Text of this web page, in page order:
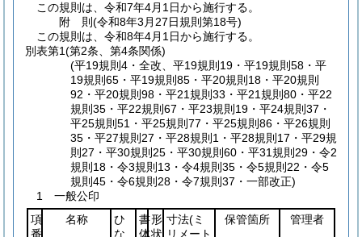
この規則は、令和7年4月1日から施行する。
附 則(令和8年3月27日規則第18号)
この規則は、令和8年4月1日から施行する。
別表第1(第2条、第4条関係)
(平19規則4・全改、平19規則19・平19規則58・平
19規則65・平19規則85・平20規則18・平20規則
92・平20規則98・平21規則33・平21規則80・平22
規則35・平22規則67・平23規則19・平24規則37・
平25規則51・平25規則77・平25規則86・平26規則
35・平27規則27・平28規則1・平28規則17・平29規
則27・平30規則25・平30規則60・平31規則29・令2
規則18・令3規則13・令4規則35・令5規則22・令5
規則45・令6規則28・令7規則37・一部改正)
1 一般公印
項
番
名称
ひ
な
書
体
形
状
寸法(ミ
リメート
保管箇所 管理者